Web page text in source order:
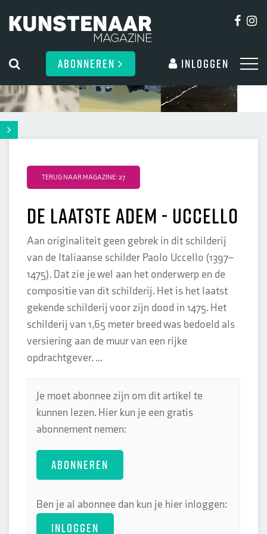
ABONNEREN Inloggen
TERUG NAAR MAGAZINE: 27
De laatste adem - Uccello
Aan originaliteit geen gebrek in dit schilderij
van de Italiaanse schilder Paolo Uccello (1397–
1475). Dat zie je wel aan het onderwerp en de
compositie van dit schilderij. Het is het laatst
gekende schilderij voor zijn dood in 1475. Het
schilderij van 1,65 meter breed was bedoeld als
versiering aan de muur van een rijke
opdrachtgever. ...
Je moet abonnee zijn om dit artikel te
kunnen lezen. Hier kun je een gratis
abonnement nemen:
ABONNEREN
Ben je al abonnee dan kun je hier inloggen:
INLOGGEN